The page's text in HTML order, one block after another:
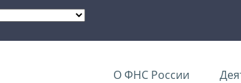
О ФНС России